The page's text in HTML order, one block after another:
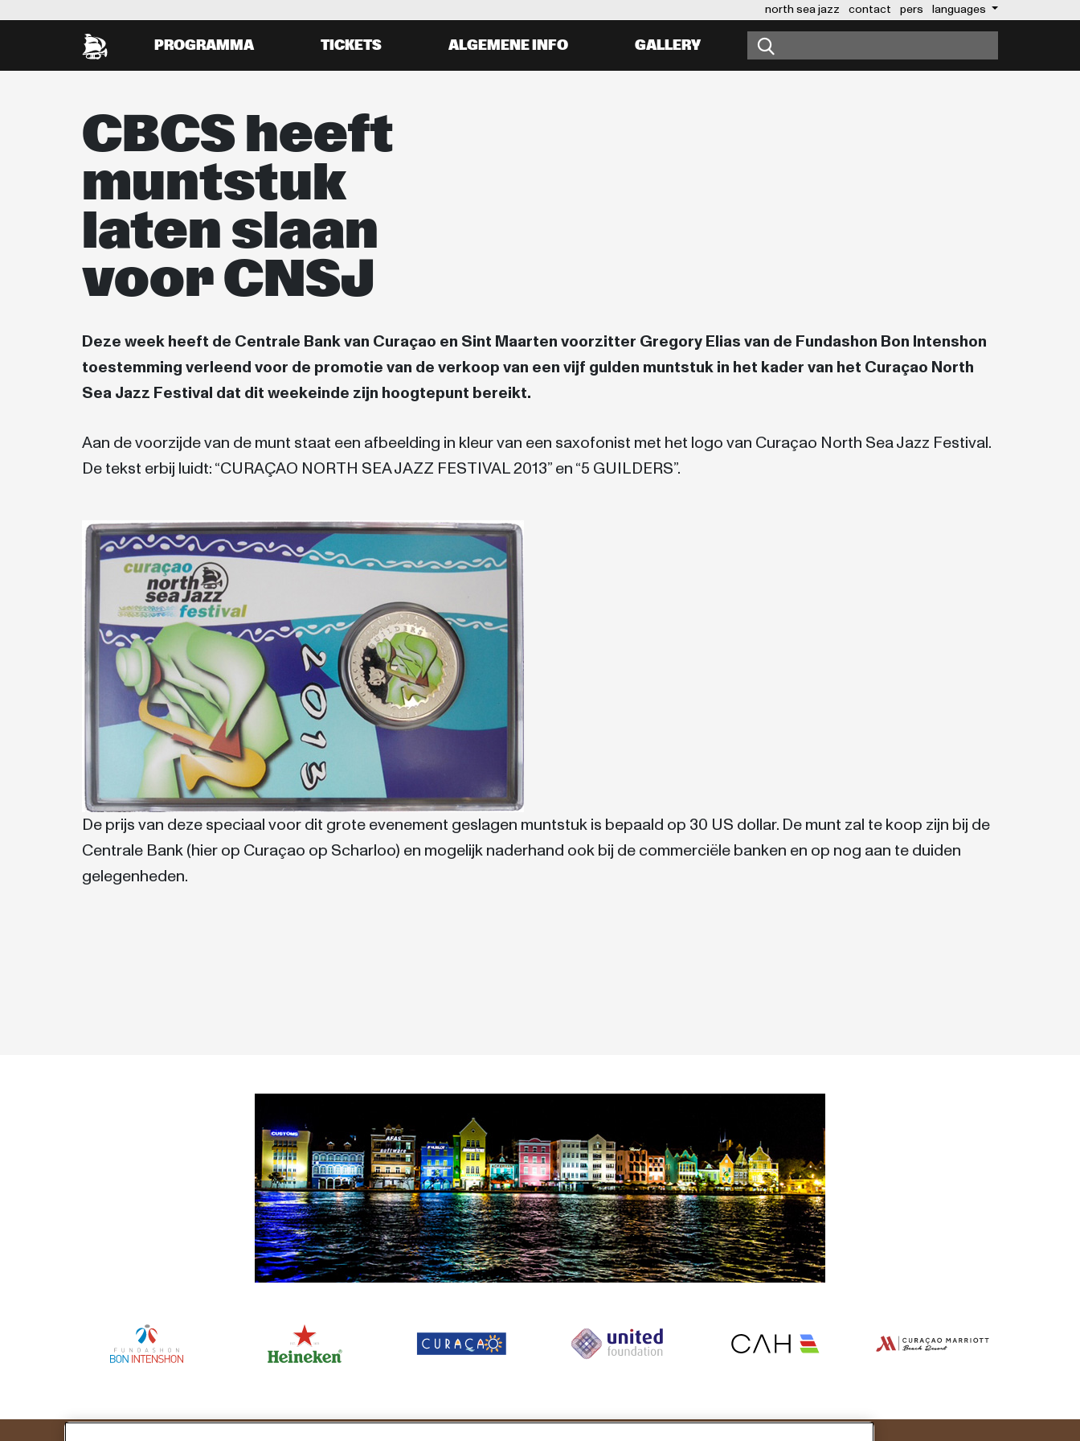
north sea jazz contact pers languages
PROGRAMMA TICKETS ALGEMENE INFO GALLERY
CBCS heeft
muntstuk
laten slaan
voor CNSJ
Deze week heeft de Centrale Bank van Curaçao en Sint Maarten voorzitter Gregory Elias van de Fundashon Bon Intenshon
toestemming verleend voor de promotie van de verkoop van een vijf gulden muntstuk in het kader van het Curaçao North
Sea Jazz Festival dat dit weekeinde zijn hoogtepunt bereikt.
Aan de voorzijde van de munt staat een afbeelding in kleur van een saxofonist met het logo van Curaçao North Sea Jazz Festival.
De tekst erbij luidt: “CURAÇAO NORTH SEA JAZZ FESTIVAL 2013” en “5 GUILDERS”.
De prijs van deze speciaal voor dit grote evenement geslagen muntstuk is bepaald op 30 US dollar. De munt zal te koop zijn bij de
Centrale Bank (hier op Curaçao op Scharloo) en mogelijk naderhand ook bij de commerciële banken en op nog aan te duiden
gelegenheden.